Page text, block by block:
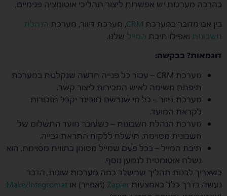
בהרבה מערכות יש אפשרות ליצור תהליכי אוטומציה פנימיים,
בין אם מדובר במערכת CRM, מערכת דיוור, מערכת הנהלת
חשבונות ואפילו תיבת המייל שלנו.
דוגמאות? בבקשה:
מערכת CRM – עבור כל פנייה חדשה שנקלטת במערכת
תיפתח משימה לאיש המכירות ליצור קשר.
מערכת דיוור – כל מי שנרשם לוובינר יקבל תזכורות
לקראת המועד.
מערכת הנהלת חשבונות – כשעובר מועד התשלום של
חשבונית מסוימת, תישלח ללקוח התראת גבייה.
תיבת המייל – בכל פעם שמייל מסומן בתווית מסוימת, הוא
נשלח אוטומטית לנמען נוסף.
כשצריך לבנות תהליך שמשלב כמה מערכות שונות, הדבר
נעשה בדרך כלל באמצעות Zapier (זאפייר) או Make/Integromat